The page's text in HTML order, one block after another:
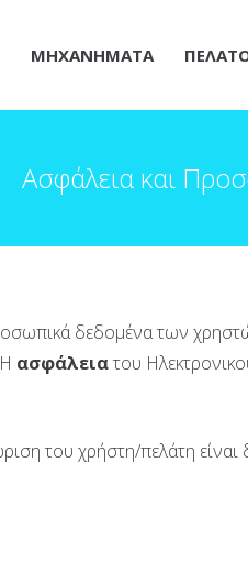
ΜΗΧΑΝΗΜΑΤΑ
Ασφάλεια και
δεδομένα των
ασφάλειατου
του χρήστη/πελάτη είναι